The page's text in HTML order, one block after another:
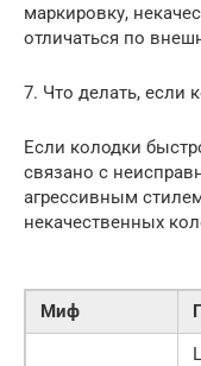
маркировку,
отличаться по
7. Что делать, если
Если колодки
связано с
агрессивным
некачественных
Миф